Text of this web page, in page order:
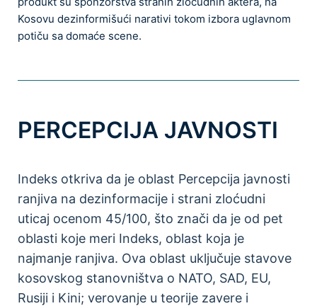
Kosovu dezinformišući narativi tokom izbora uglavnom
potiču sa domaće scene.
PERCEPCIJA JAVNOSTI
Indeks otkriva da je oblast Percepcija javnosti
ranjiva na dezinformacije i strani zloćudni
uticaj ocenom 45/100, što znači da je od pet
oblasti koje meri Indeks, oblast koja je
najmanje ranjiva. Ova oblast uključuje stavove
kosovskog stanovništva o NATO, SAD, EU,
Rusiji i Kini; verovanje u teorije zavere i